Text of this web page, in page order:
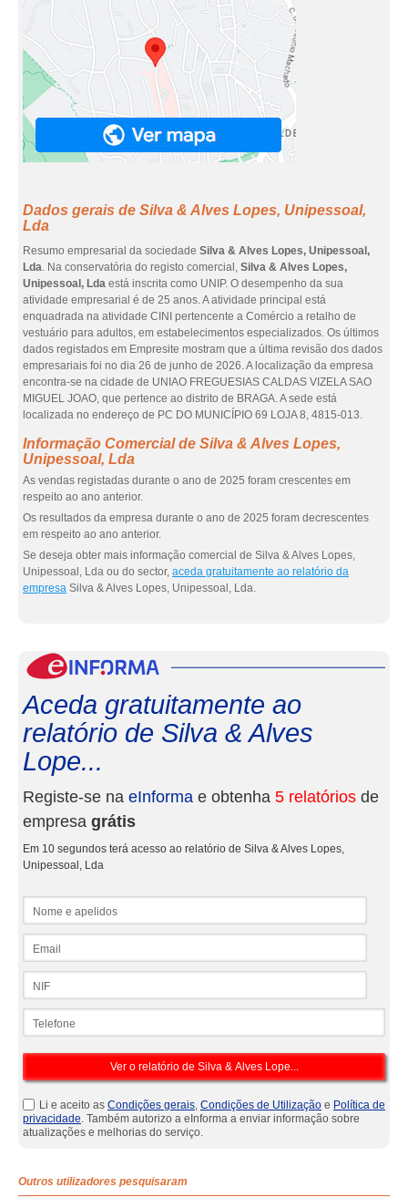
Dados gerais de Silva & Alves Lopes, Unipessoal,
Lda
Resumo empresarial da sociedade Silva & Alves Lopes, Unipessoal,
Lda. Na conservatória do registo comercial, Silva & Alves Lopes,
Unipessoal, Lda está inscrita como UNIP. O desempenho da sua
atividade empresarial é de 25 anos. A atividade principal está
enquadrada na atividade CINI pertencente a Comércio a retalho de
vestuário para adultos, em estabelecimentos especializados. Os últimos
dados registados em Empresite mostram que a última revisão dos dados
empresariais foi no dia 26 de junho de 2026. A localização da empresa
encontra-se na cidade de UNIAO FREGUESIAS CALDAS VIZELA SAO
MIGUEL JOAO, que pertence ao distrito de BRAGA. A sede está
localizada no endereço de PC DO MUNICÍPIO 69 LOJA 8, 4815-013.
Informação Comercial de Silva & Alves Lopes,
Unipessoal, Lda
As vendas registadas durante o ano de 2025 foram crescentes em
respeito ao ano anterior.
Os resultados da empresa durante o ano de 2025 foram decrescentes
em respeito ao ano anterior.
Se deseja obter mais informação comercial de Silva & Alves Lopes,
Unipessoal, Lda ou do sector, aceda gratuitamente ao relatório da
empresa Silva & Alves Lopes, Unipessoal, Lda.
Aceda gratuitamente ao
relatório de Silva & Alves
Lope...
Registe-se na eInforma e obtenha 5 relatórios de
empresa grátis
Em 10 segundos terá acesso ao relatório de Silva & Alves Lopes,
Unipessoal, Lda
Li e aceito as Condições gerais, Condições de Utilização e Política de
privacidade. Também autorizo a eInforma a enviar informação sobre
atualizações e melhorias do serviço.
Outros utilizadores pesquisaram